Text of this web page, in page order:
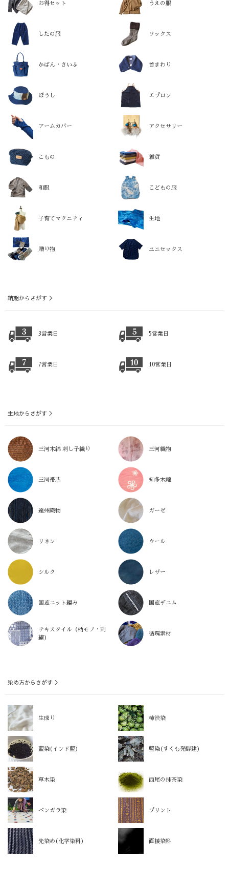
お得セット うえの服
したの服 ソックス
かばん・さいふ 首まわり
ぼうし エプロン
アームカバー アクセサリー
こもの 雑貨
和服 こどもの服
子育てマタニティ 生地
贈り物 ユニセックス
納期からさがす ＞
3営業日 5営業日
7営業日 10営業日
生地からさがす ＞
三河木綿 刺し子織り 三河織物
三河帯芯 知多木綿
遠州織物 ガーゼ
リネン ウール
シルク レザー
国産ニット編み 国産デニム
テキスタイル（柄モノ・刺
繍）
循環素材
染め方からさがす ＞
生成り 柿渋染
藍染(インド藍) 藍染(すくも発酵建)
草木染 西尾の抹茶染
ベンガラ染 プリント
先染め(化学染料) 直接染料